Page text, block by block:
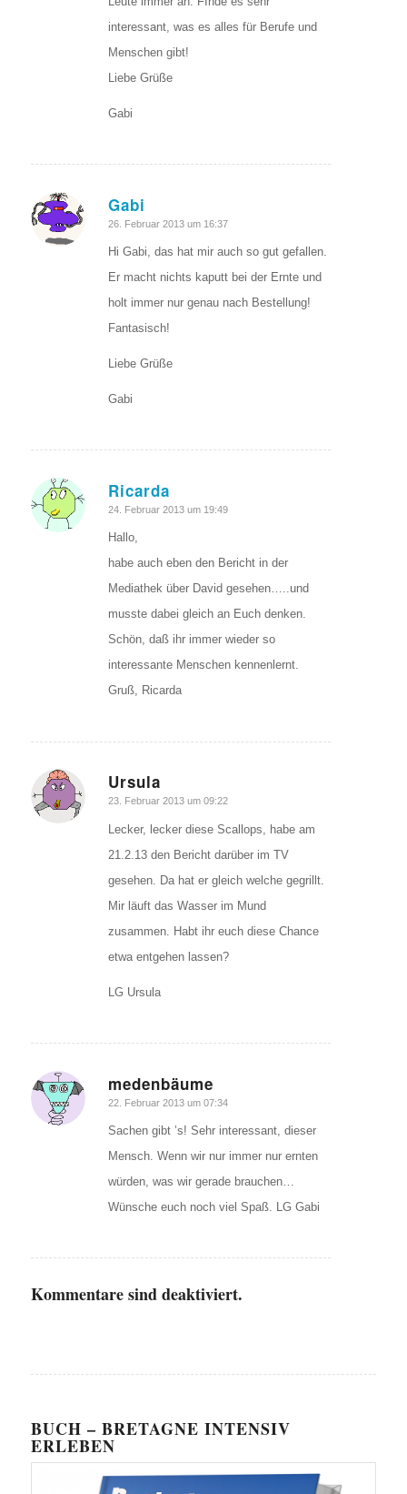
interessant, was es alles für Berufe und
Menschen gibt!
Liebe Grüße
Gabi
Gabi
sagte:
26. Februar 2013 um 16:37
Hi Gabi, das hat mir auch so gut gefallen.
Er macht nichts kaputt bei der Ernte und
holt immer nur genau nach Bestellung!
Fantasisch!
Liebe Grüße
Gabi
Ricarda
sagte:
24. Februar 2013 um 19:49
Hallo,
habe auch eben den Bericht in der
Mediathek über David gesehen…..und
musste dabei gleich an Euch denken.
Schön, daß ihr immer wieder so
interessante Menschen kennenlernt.
Gruß, Ricarda
Ursula
sagte:
23. Februar 2013 um 09:22
Lecker, lecker diese Scallops, habe am
21.2.13 den Bericht darüber im TV
gesehen. Da hat er gleich welche gegrillt.
Mir läuft das Wasser im Mund
zusammen. Habt ihr euch diese Chance
etwa entgehen lassen?
LG Ursula
medenbäume
sagte:
22. Februar 2013 um 07:34
Sachen gibt ’s! Sehr interessant, dieser
Mensch. Wenn wir nur immer nur ernten
würden, was wir gerade brauchen…
Wünsche euch noch viel Spaß. LG Gabi
Kommentare sind deaktiviert.
BUCH – BRETAGNE INTENSIV
ERLEBEN